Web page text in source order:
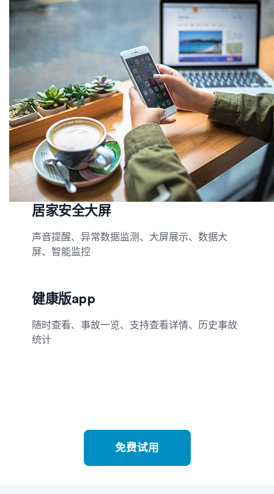
居家安全大屏
声音提醒、异常数据监测、大屏展示、数据大
屏、智能监控
健康版app
随时查看、事故一览、支持查看详情、历史事故
统计
免费试用